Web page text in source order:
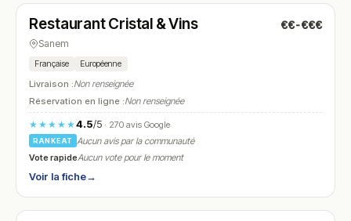
N° 13
Restaurant Cristal & Vins €€-€€€
Sanem
Française Européenne
Livraison :Non renseignée
Réservation en ligne :Non renseignée
★★★★★4.5/5· 270 avis Google
RANKEAT
Aucun avis par la communauté
Vote rapideAucun vote pour le moment
Voir la fiche→